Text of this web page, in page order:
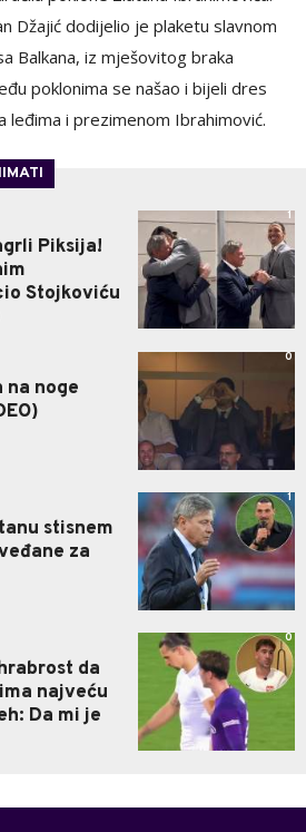
Džajić dodijelio je plaketu slavnom
Balkana, iz mješovitog braka
poklonima se našao i bijeli dres
leđima i prezimenom Ibrahimović.
Piksija!
Stojkoviću
1
noge
0
stisnem
za
1
da
najveću
Da mi je
0